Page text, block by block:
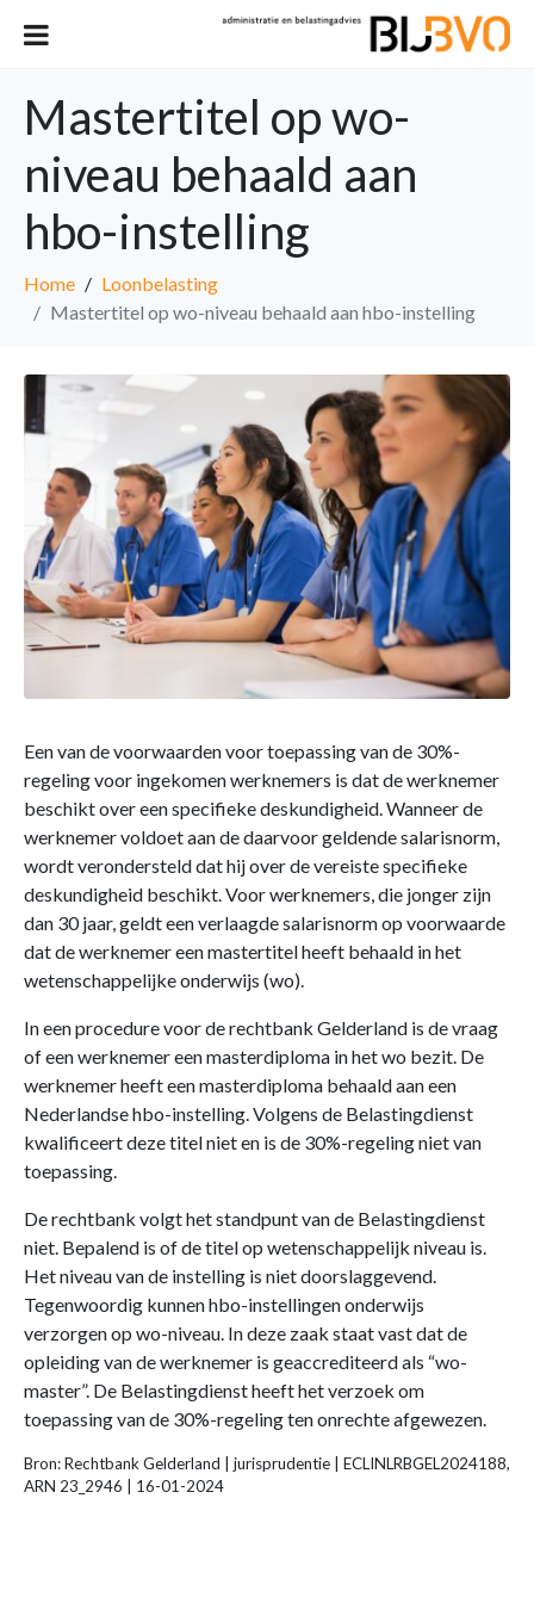
Mastertitel op wo-
niveau behaald aan
hbo-instelling
Home
Loonbelasting
Mastertitel op wo-niveau behaald aan hbo-instelling
Een van de voorwaarden voor toepassing van de 30%-
regeling voor ingekomen werknemers is dat de werknemer
beschikt over een specifieke deskundigheid. Wanneer de
werknemer voldoet aan de daarvoor geldende salarisnorm,
wordt verondersteld dat hij over de vereiste specifieke
deskundigheid beschikt. Voor werknemers, die jonger zijn
dan 30 jaar, geldt een verlaagde salarisnorm op voorwaarde
dat de werknemer een mastertitel heeft behaald in het
wetenschappelijke onderwijs (wo).
In een procedure voor de rechtbank Gelderland is de vraag
of een werknemer een masterdiploma in het wo bezit. De
werknemer heeft een masterdiploma behaald aan een
Nederlandse hbo-instelling. Volgens de Belastingdienst
kwalificeert deze titel niet en is de 30%-regeling niet van
toepassing.
De rechtbank volgt het standpunt van de Belastingdienst
niet. Bepalend is of de titel op wetenschappelijk niveau is.
Het niveau van de instelling is niet doorslaggevend.
Tegenwoordig kunnen hbo-instellingen onderwijs
verzorgen op wo-niveau. In deze zaak staat vast dat de
opleiding van de werknemer is geaccrediteerd als “wo-
master”. De Belastingdienst heeft het verzoek om
toepassing van de 30%-regeling ten onrechte afgewezen.
Bron: Rechtbank Gelderland | jurisprudentie | ECLINLRBGEL2024188,
ARN 23_2946 | 16-01-2024